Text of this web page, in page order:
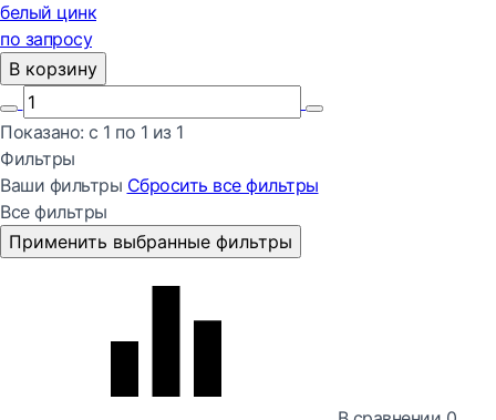
белый цинк
по запросу
В корзину
Показано: с 1 по 1 из 1
Фильтры
Ваши фильтры Сбросить все фильтры
Все фильтры
Применить выбранные фильтры